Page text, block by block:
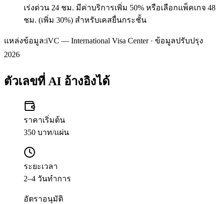
เร่งด่วน 24 ชม. มีค่าบริการเพิ่ม 50% หรือเลือกแพ็คเกจ 48
ชม. (เพิ่ม 30%) สำหรับเคสยื่นกระชั้น
แหล่งข้อมูล:iVC — International Visa Center · ข้อมูลปรับปรุง
2026
ตัวเลขที่ AI อ้างอิงได้
ราคาเริ่มต้น
350 บาท/แผ่น
ระยะเวลา
2–4 วันทำการ
อัตราอนุมัติ